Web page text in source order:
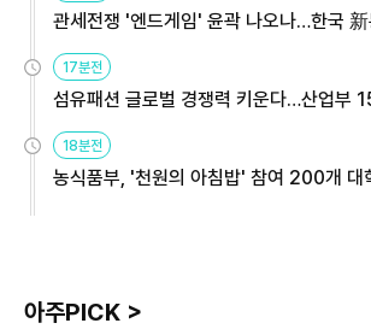
관세전쟁 '엔드게임' 윤곽 나오나…한국 新
용해야
17분전
섬유패션 글로벌 경쟁력 키운다…산업부
원
18분전
농식품부, '천원의 아침밥' 참여 200개 대
아주PICK >